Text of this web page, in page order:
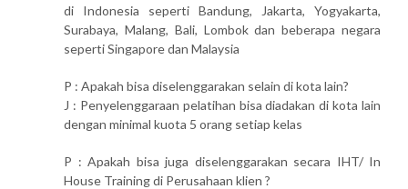
di Indonesia seperti Bandung, Jakarta, Yogyakarta,
Surabaya, Malang, Bali, Lombok dan beberapa negara
seperti Singapore dan Malaysia
P : Apakah bisa diselenggarakan selain di kota lain?
J : Penyelenggaraan pelatihan bisa diadakan di kota lain
dengan minimal kuota 5 orang setiap kelas
P : Apakah bisa juga diselenggarakan secara IHT/ In
House Training di Perusahaan klien ?